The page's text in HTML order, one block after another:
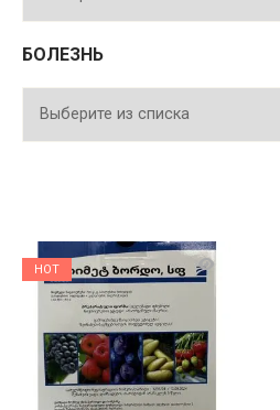
БОЛЕЗНЬ
HOT